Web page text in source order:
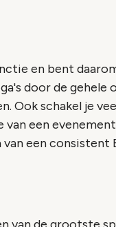
en bent
door de gehele
Ook schakel je
een
een consistent